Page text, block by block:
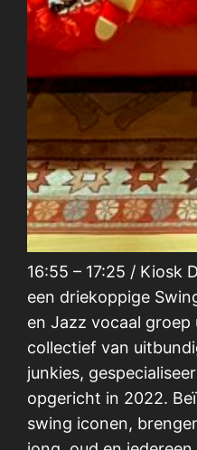
16:55 – 17:25 / Kiosk
een driekoppige
en Jazz vocaal groep
collectief van
junkies,
opgericht in 2022.
swing iconen,